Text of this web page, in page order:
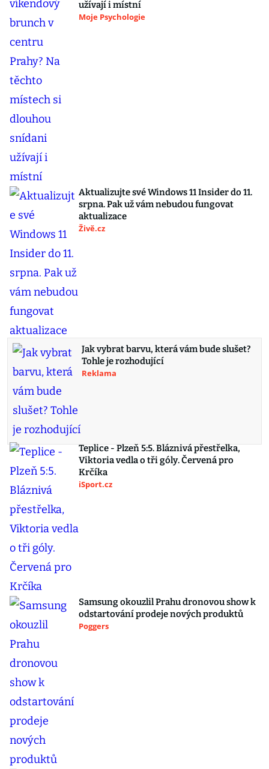
užívají i místní
Moje Psychologie
Aktualizujte své Windows 11 Insider do 11.
srpna. Pak už vám nebudou fungovat
aktualizace
Živě.cz
Jak vybrat barvu, která vám bude slušet?
Tohle je rozhodující
Reklama
Teplice - Plzeň 5:5. Bláznivá přestřelka,
Viktoria vedla o tři góly. Červená pro
Krčíka
iSport.cz
Samsung okouzlil Prahu dronovou show k
odstartování prodeje nových produktů
Poggers